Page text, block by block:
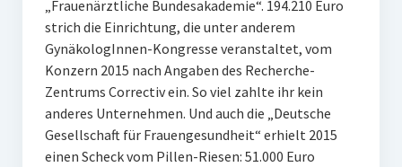
„Frauenärztliche Bundesakademie“. 194.210 Euro
strich die Einrichtung, die unter anderem
GynäkologInnen-Kongresse veranstaltet, vom
Konzern 2015 nach Angaben des Recherche-
Zentrums Correctiv ein. So viel zahlte ihr kein
anderes Unternehmen. Und auch die „Deutsche
Gesellschaft für Frauengesundheit“ erhielt 2015
einen Scheck vom Pillen-Riesen: 51.000 Euro